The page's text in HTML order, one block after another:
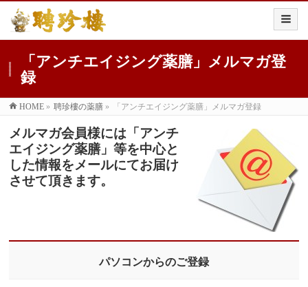
「アンチエイジング薬膳」メルマガ登
録
HOME » 聘珍樓の薬膳 » 「アンチエイジング薬膳」メルマガ登録
メルマガ会員様には「アンチ
エイジング薬膳」等を中心と
した情報をメールにてお届け
させて頂きます。
パソコンからのご登録